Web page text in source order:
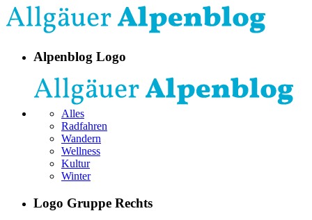
Alpenblog Logo
Alles
Radfahren
Wandern
Wellness
Kultur
Winter
Logo Gruppe Rechts